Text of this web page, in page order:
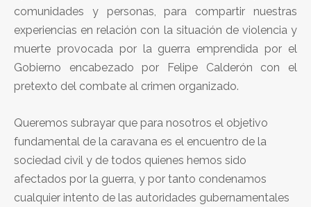
comunidades y personas, para compartir nuestras
experiencias en relación con la situación de violencia y
muerte provocada por la guerra emprendida por el
Gobierno encabezado por Felipe Calderón con el
pretexto del combate al crimen organizado.
Queremos subrayar que para nosotros el objetivo
fundamental de la caravana es el encuentro de la
sociedad civil y de todos quienes hemos sido
afectados por la guerra, y por tanto condenamos
cualquier intento de las autoridades gubernamentales